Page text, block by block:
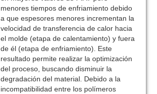
menores tiempos de enfriamiento debido
a que espesores menores incrementan la
velocidad de transferencia de calor hacia
el molde (etapa de calentamiento) y fuera
de él (etapa de enfriamiento). Este
resultado permite realizar la optimización
del proceso, buscando disminuir la
degradación del material. Debido a la
incompatibilidad entre los polímeros